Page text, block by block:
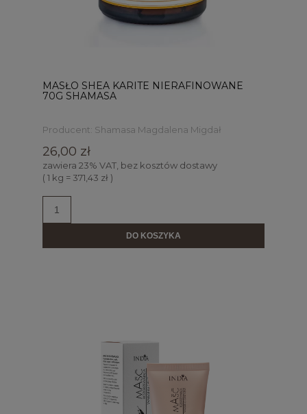
MASŁO SHEA KARITE NIERAFINOWANE
70G SHAMASA
Producent: Shamasa Magdalena Migdał
26,00 zł
zawiera 23% VAT, bez kosztów dostawy
( 1 kg = 371,43 zł )
DO KOSZYKA